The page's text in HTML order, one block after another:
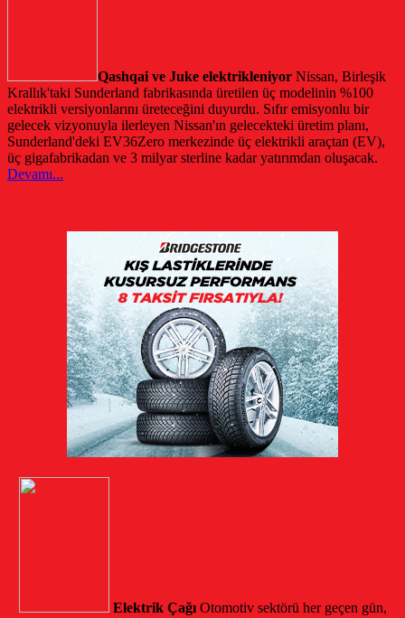
Qashqai ve Juke elektrikleniyor Nissan, Birleşik
Krallık'taki Sunderland fabrikasında üretilen üç modelinin %100
elektrikli versiyonlarını üreteceğini duyurdu. Sıfır emisyonlu bir
gelecek vizyonuyla ilerleyen Nissan'ın gelecekteki üretim planı,
Sunderland'deki EV36Zero merkezinde üç elektrikli araçtan (EV),
üç gigafabrikadan ve 3 milyar sterline kadar yatırımdan oluşacak.
Devamı...
Elektrik Çağı Otomotiv sektörü her geçen gün,